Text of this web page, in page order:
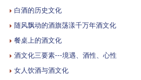
白酒的历史文化
随风飘动的酒旗荡漾千万年酒文化
餐桌上的酒文化
酒文化三要素---境遇、酒性、心性
女人饮酒与酒文化